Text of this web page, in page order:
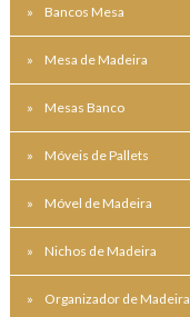
Bancos Mesa
Mesa de Madeira
Mesas Banco
Móveis de Pallets
Móvel de Madeira
Nichos de Madeira
Organizador de Madeira